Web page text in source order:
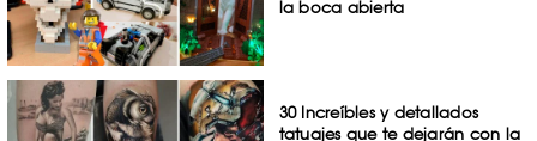
la boca abierta
30 Increíbles y detallados
tatuajes que te dejarán con la